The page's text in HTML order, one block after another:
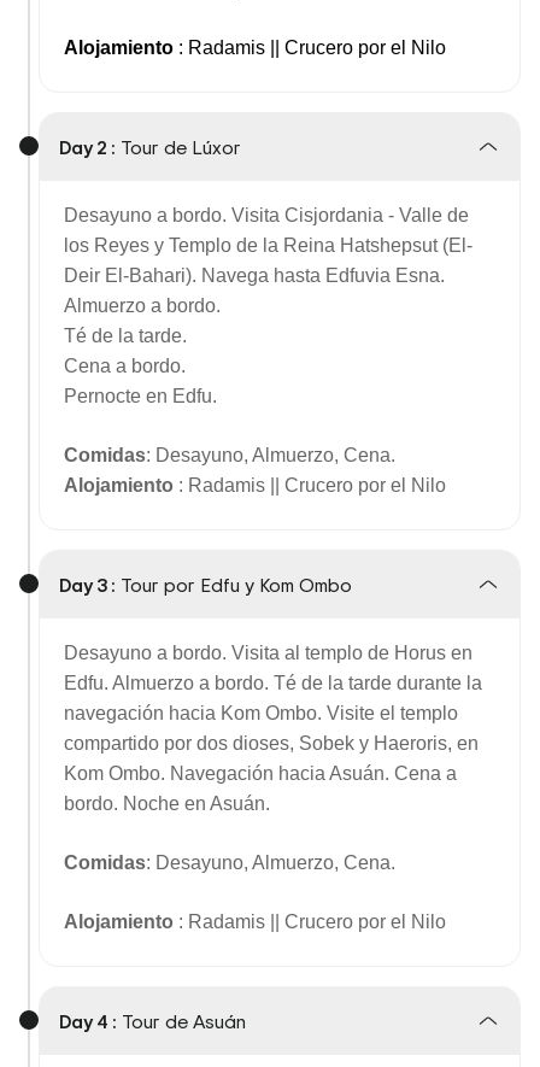
Alojamiento : Radamis || Crucero por el Nilo
Day 2 : Tour de Lúxor
Desayuno a bordo. Visita Cisjordania - Valle de
los Reyes y Templo de la Reina Hatshepsut (El-
Deir El-Bahari). Navega hasta Edfuvia Esna.
Almuerzo a bordo.
Té de la tarde.
Cena a bordo.
Pernocte en Edfu.
Comidas: Desayuno, Almuerzo, Cena.
Alojamiento : Radamis || Crucero por el Nilo
Day 3 : Tour por Edfu y Kom Ombo
Desayuno a bordo. Visita al templo de Horus en
Edfu. Almuerzo a bordo. Té de la tarde durante la
navegación hacia Kom Ombo. Visite el templo
compartido por dos dioses, Sobek y Haeroris, en
Kom Ombo. Navegación hacia Asuán. Cena a
bordo. Noche en Asuán.
Comidas: Desayuno, Almuerzo, Cena.
Alojamiento : Radamis || Crucero por el Nilo
Day 4 : Tour de Asuán